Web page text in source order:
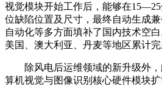
视觉模块开始工作后，能够在
位缺陷位置及尺寸，最终自动生成
自动化等多方面填补了国内技术空
美国、澳大利亚、丹麦等地区累计
除风电后运维领域的新升级外，
算机视觉与图像识别核心硬件模块